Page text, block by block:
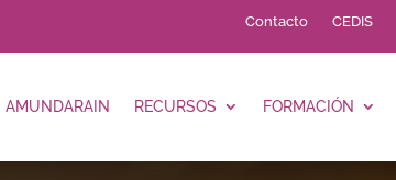
Contacto CEDIS
AMUNDARAIN RECURSOS FORMACIÓN